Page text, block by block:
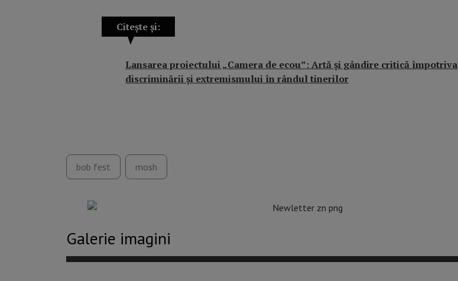
Citește și:
Lansarea proiectului „Camera de ecou”: Artă și gândire critică împotriva
discriminării și extremismului în rândul tinerilor
bob fest mosh
Galerie imagini